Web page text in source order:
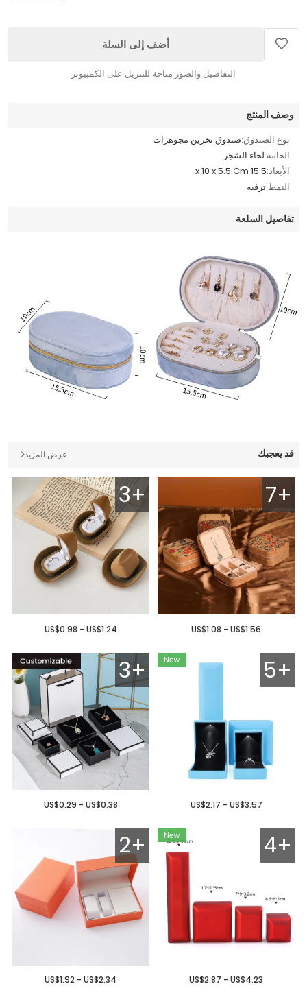
أضف إلى السلة
التفاصيل والصور متاحة للتنزيل على الكمبيوتر
وصف المنتج
نوع الصندوق:صندوق تخزين مجوهرات
الخامة:لحاء الشجر
الأبعاد:15.5 x 10 x 5.5 Cm
النمط:ترفيه
تفاصيل السلعة
قد يعجبك عرض المزيد
7+
US$1.08 - US$1.56
3+
US$0.98 - US$1.24
5+
US$2.17 - US$3.57
3+
US$0.29 - US$0.38
4+
US$2.87 - US$4.23
2+
US$1.92 - US$2.34